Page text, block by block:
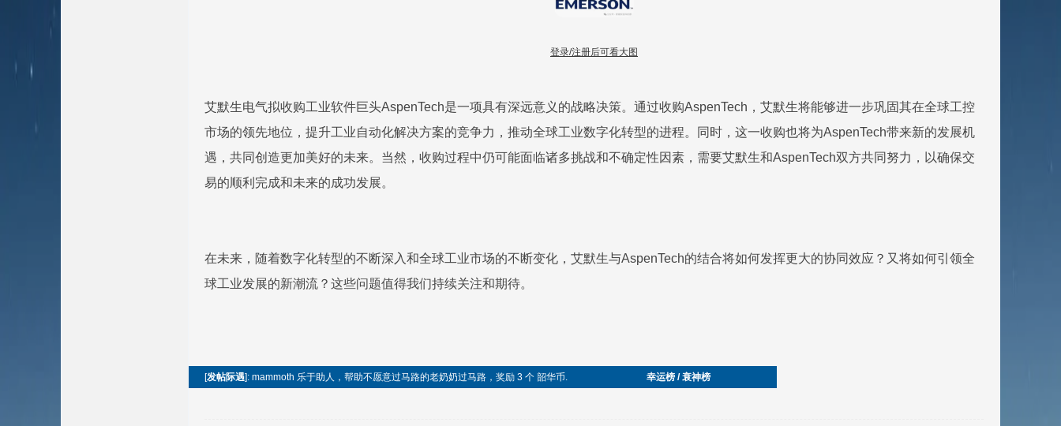
登录/注册后可看大图
艾默生电气拟收购工业软件巨头AspenTech是一项具有深远意义的战略决策。通过收购AspenTech，艾默生将能够进一步巩固其在全球工控
市场的领先地位，提升工业自动化解决方案的竞争力，推动全球工业数字化转型的进程。同时，这一收购也将为AspenTech带来新的发展机
遇，共同创造更加美好的未来。当然，收购过程中仍可能面临诸多挑战和不确定性因素，需要艾默生和AspenTech双方共同努力，以确保交
易的顺利完成和未来的成功发展。
在未来，随着数字化转型的不断深入和全球工业市场的不断变化，艾默生与AspenTech的结合将如何发挥更大的协同效应？又将如何引领全
球工业发展的新潮流？这些问题值得我们持续关注和期待。
[发帖际遇]: mammoth 乐于助人，帮助不愿意过马路的老奶奶过马路，奖励 3 个 韶华币. 幸运榜 / 衰神榜